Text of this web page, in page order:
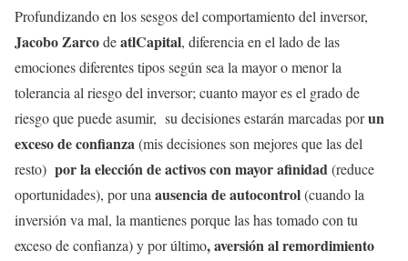
Profundizando en los sesgos del comportamiento del inversor,
Jacobo ZarcodeatlCapital, diferencia en el lado de las
emociones diferentes tipos según sea la mayor o menor la
tolerancia al riesgo del inversor; cuanto mayor es el grado de
riesgo que puede asumir, su decisiones estarán marcadas porun
exceso de confianza(mis decisiones son mejores que las del
resto) por la elección de activos con mayor afinidad(reduce
oportunidades), por unaausencia de autocontrol(cuando la
inversión va mal, la mantienes porque las has tomado con tu
exceso de confianza) y por último, aversión al remordimiento